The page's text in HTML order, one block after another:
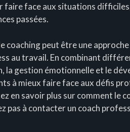
faire face aux situations
passées.
coaching peut être une
au travail. En combinant
la gestion émotionnelle et le
à mieux faire face aux défis
en savoir plus sur comment le
pas à contacter un coach